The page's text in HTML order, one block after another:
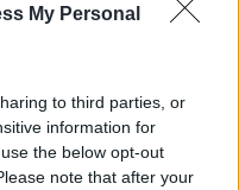
My Personal
to third parties, or
information for
the below opt-out
note that after your